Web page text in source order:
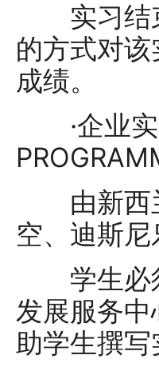
实习结束
的方式对
成绩。
·企业实
由新西兰
空、迪斯
学生必须
发展服务
助学生撰